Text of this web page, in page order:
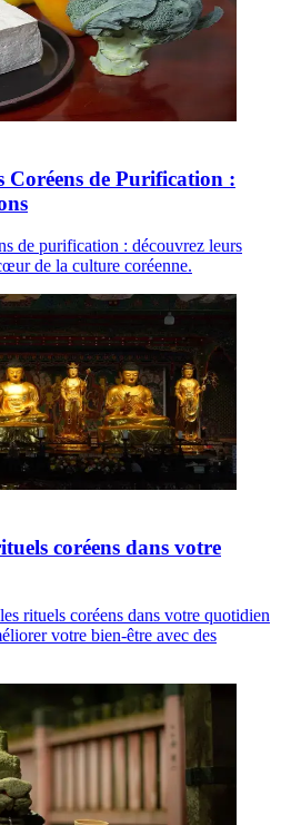
Coréens de Purification :
de purification : découvrez leurs
de la culture coréenne.
coréens dans votre
rituels coréens dans votre quotidien
votre bien-être avec des